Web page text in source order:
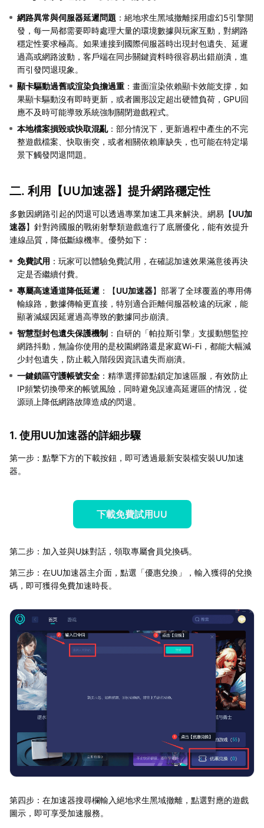
網路異常與伺服器延遲問題 ：絕地求生黑域撤離採用虛幻5引擎開
發，每一局都需要即時處理大量的環境數據與玩家互動，對網路
穩定性要求極高。如果連接到國際伺服器時出現封包遺失、延遲
過高或網路波動，客戶端在同步關鍵資料時很容易出錯崩潰，進
而引發閃退現象。
顯卡驅動過舊或渲染負擔過重 ：畫面渲染依賴顯卡效能支撐，如
果顯卡驅動沒有即時更新，或者圖形設定超出硬體負荷，GPU回
應不及時可能導致系統強制關閉遊戲程式。
本地檔案損毀或快取混亂：部分情況下，更新過程中產生的不完
整遊戲檔案、快取衝突，或者相關依賴庫缺失，也可能在特定場
景下觸發閃退問題。
二. 利用【UU加速器】提升網路穩定性
多數因網路引起的閃退可以透過專業加速工具來解決。網易【UU加
速器】針對跨國服的戰術射擊類遊戲進行了底層優化，能有效提升
連線品質，降低斷線機率。優勢如下：
免費試用 ：玩家可以體驗免費試用，在確認加速效果滿意後再決
定是否繼續付費。
專屬高速通道降低延遲 ：【UU加速器】部署了全球覆蓋的專用傳
輸線路，數據傳輸更直接，特別適合距離伺服器較遠的玩家，能
顯著減緩因延遲過高導致的數據同步崩潰。
智慧型封包遺失保護機制 ：自研的「帕拉斯引擎」支援動態監控
網路抖動，無論你使用的是校園網路還是家庭Wi-Fi，都能大幅減
少封包遺失，防止載入階段因資訊遺失而崩潰。
一鍵鎖區守護帳號安全 ：精準選擇節點鎖定加速區服，有效防止
IP頻繁切換帶來的帳號風險，同時避免誤連高延遲區的情況，從
源頭上降低網路故障造成的閃退。
1. 使用UU加速器的詳細步驟
第一步：點擊下方的下載按鈕，即可透過最新安裝檔安裝UU加速
器。
下載免費試用UU
第二步：加入並與U妹對話，領取專屬會員兌換碼。
第三步：在UU加速器主介面，點選「優惠兌換」，輸入獲得的兌換
碼，即可獲得免費加速時長。
第四步：在加速器搜尋欄輸入絕地求生黑域撤離，點選對應的遊戲
圖示，即可享受加速服務。